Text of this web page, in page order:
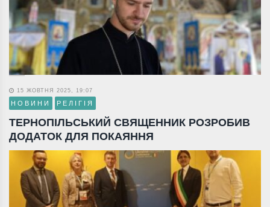
15 ЖОВТНЯ 2025, 19:07
НОВИНИ РЕЛІГІЯ
ТЕРНОПІЛЬСЬКИЙ СВЯЩЕННИК РОЗРОБИВ
ДОДАТОК ДЛЯ ПОКАЯННЯ